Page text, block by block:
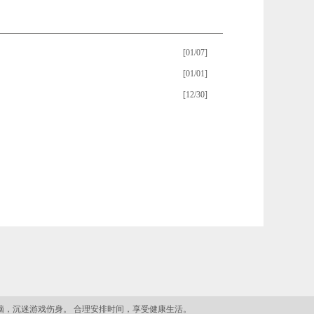
[01/07]
[01/01]
[12/30]
沉迷游戏伤身。 合理安排时间，享受健康生活。